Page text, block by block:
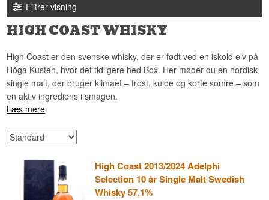
Filtrer visning
HIGH COAST WHISKY
High Coast er den svenske whisky, der er født ved en iskold elv på
Höga Kusten, hvor det tidligere hed Box. Her møder du en nordisk
single malt, der bruger klimaet – frost, kulde og korte somre – som
en aktiv ingrediens i smagen.
Læs mere
High Coast 2013/2024 Adelphi
Selection 10 år Single Malt Swedish
Whisky 57,1%